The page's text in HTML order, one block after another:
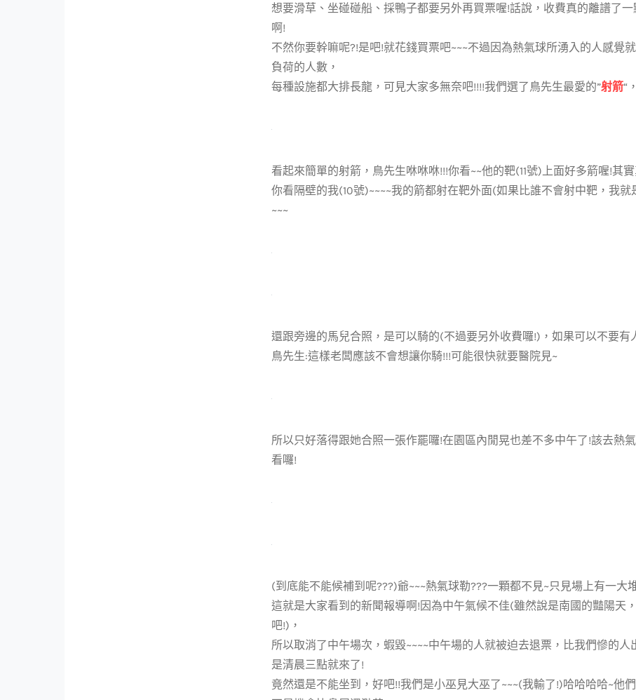
想要滑草、坐碰碰船、採鴨子都要另外再買票喔!話說，收費真的離譜了
啊!
不然你要幹嘛呢?!是吧!就花錢買票吧~~~不過因為熱氣球所湧入的人感覺
負荷的人數，
每種設施都大排長龍，可見大家多無奈吧!!!!我們選了鳥先生最愛的”射箭“
看起來簡單的射箭，鳥先生咻咻咻!!!你看~~他的靶(11號)上面好多箭喔!其
你看隔壁的我(10號)~~~~我的箭都射在靶外面(如果比誰不會射中靶，我
~~~
還跟旁邊的馬兒合照，是可以騎的(不過要另外收費囉!)，如果可以不要有
鳥先生:這樣老闆應該不會想讓你騎!!!可能很快就要醫院見~
所以只好落得跟她合照一張作罷囉!在園區內閒晃也差不多中午了!該去熱
看囉!
(到底能不能候補到呢???)爺~~~熱氣球勒???一顆都不見~只見場上有一大
這就是大家看到的新聞報導啊!因為中午氣候不佳(雖然說是南國的豔陽天
吧!)，
所以取消了中午場次，蝦毀~~~~中午場的人就被迫去退票，比我們慘的人
是清晨三點就來了!
竟然還是不能坐到，好吧!!我們是小巫見大巫了~~~(我輸了!)哈哈哈哈~他